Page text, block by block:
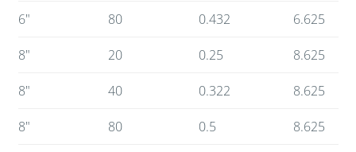
6″ 80 0.432 6.625
8″ 20 0.25 8.625
8″ 40 0.322 8.625
8″ 80 0.5 8.625